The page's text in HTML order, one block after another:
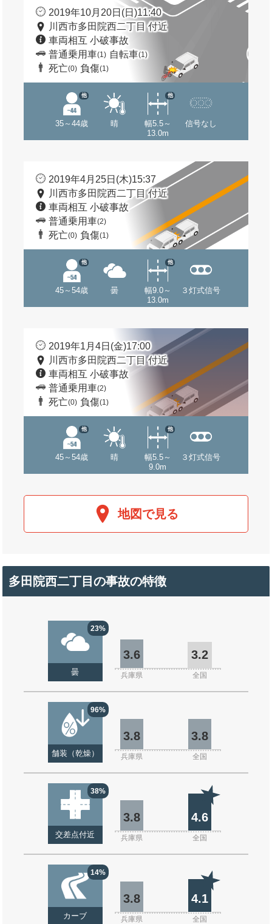
2019年10月20日(日)11:40
川西市多田院西二丁目 付近
車両相互 小破事故
普通乗用車(1) 自転車(1)
死亡(0) 負傷(1)
35～44歳
他
晴
幅5.5～
13.0m
他
信号なし
2019年4月25日(木)15:37
川西市多田院西二丁目 付近
車両相互 小破事故
普通乗用車(2)
死亡(0) 負傷(1)
45～54歳
他
曇
幅9.0～
13.0m
他
３灯式信号
2019年1月4日(金)17:00
川西市多田院西二丁目 付近
車両相互 小破事故
普通乗用車(2)
死亡(0) 負傷(1)
45～54歳
他
晴
幅5.5～
9.0m
他
３灯式信号
地図で見る
多田院西二丁目の事故の特徴
23%
曇
3.6 3.2
兵庫県 全国
96%
舗装（乾燥）
3.8 3.8
兵庫県 全国
38%
交差点付近
3.8 4.6
兵庫県 全国
14%
カーブ
3.8 4.1
兵庫県 全国